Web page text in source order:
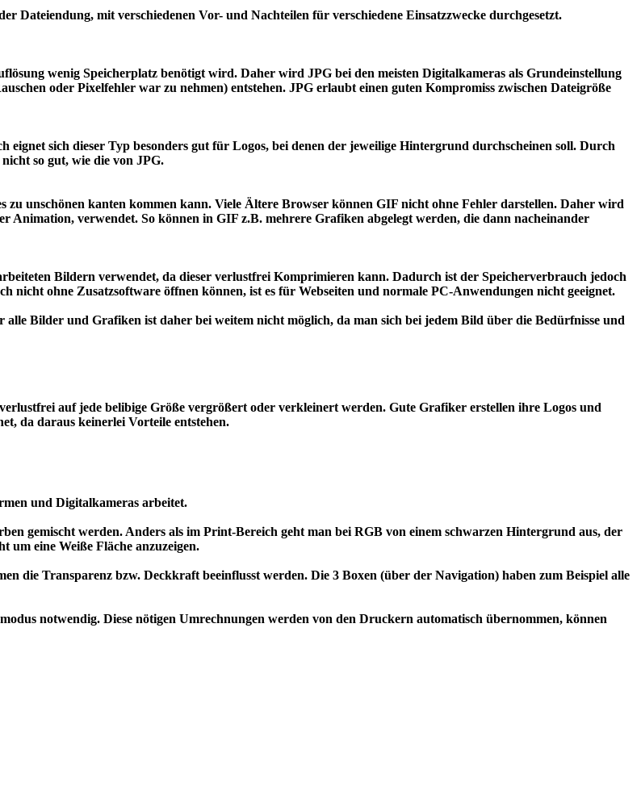
Dateiendung, mit verschiedenen Vor- und Nachteilen für verschiedene Einsatzzwecke durchgesetzt.
wenig Speicherplatz benötigt wird. Daher wird JPG bei den meisten Digitalkameras als Grundeinstellung
oder Pixelfehler war zu nehmen) entstehen. JPG erlaubt einen guten Kompromiss zwischen Dateigröße
sich dieser Typ besonders gut für Logos, bei denen der jeweilige Hintergrund durchscheinen soll. Durch
so gut, wie die von JPG.
unschönen kanten kommen kann. Viele Ältere Browser können GIF nicht ohne Fehler darstellen. Daher wird
Animation, verwendet. So können in GIF z.B. mehrere Grafiken abgelegt werden, die dann nacheinander
Bildern verwendet, da dieser verlustfrei Komprimieren kann. Dadurch ist der Speicherverbrauch jedoch
nicht ohne Zusatzsoftware öffnen können, ist es für Webseiten und normale PC-Anwendungen nicht geeignet.
Bilder und Grafiken ist daher bei weitem nicht möglich, da man sich bei jedem Bild über die Bedürfnisse und
auf jede belibige Größe vergrößert oder verkleinert werden. Gute Grafiker erstellen ihre Logos und
da daraus keinerlei Vorteile entstehen.
und Digitalkameras arbeitet.
gemischt werden. Anders als im Print-Bereich geht man bei RGB von einem schwarzen Hintergrund aus, der
um eine Weiße Fläche anzuzeigen.
die Transparenz bzw. Deckkraft beeinflusst werden. Die 3 Boxen (über der Navigation) haben zum Beispiel alle
notwendig. Diese nötigen Umrechnungen werden von den Druckern automatisch übernommen, können